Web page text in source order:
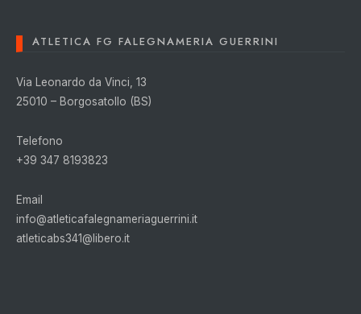
ATLETICA FG FALEGNAMERIA GUERRINI
Via Leonardo da Vinci, 13
25010 – Borgosatollo (BS)
Telefono
+39 347 8193823
Email
info@atleticafalegnameriaguerrini.it
atleticabs341@libero.it